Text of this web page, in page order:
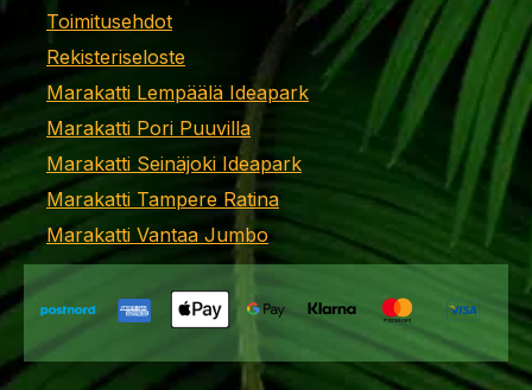
Toimitusehdot
Rekisteriseloste
Marakatti Lempäälä Ideapark
Marakatti Pori Puuvilla
Marakatti Seinäjoki Ideapark
Marakatti Tampere Ratina
Marakatti Vantaa Jumbo